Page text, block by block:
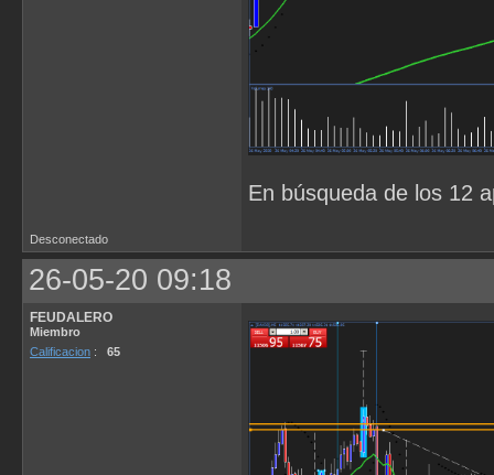
En búsqueda de los 12
Desconectado
26-05-20 09:18
FEUDALERO
Miembro
Calificacion : 65